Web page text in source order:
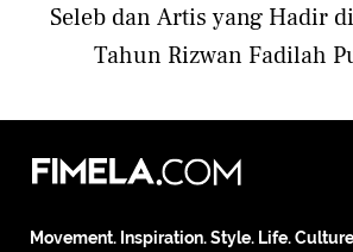
Seleb dan Artis yang Hadir
Tahun Rizwan Fadilah
Movement. Inspiration. Style. Life.